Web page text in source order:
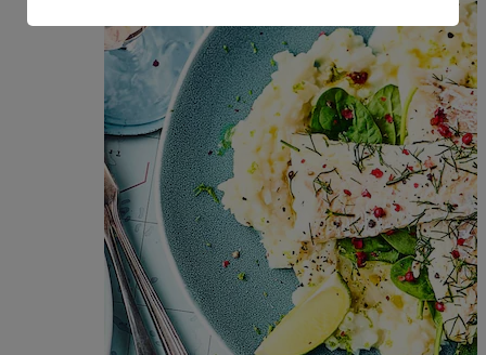
Informationen zum Herausgeber der Seite findest du
Impressum